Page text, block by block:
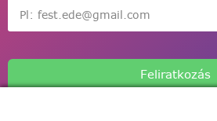
Feliratkozás